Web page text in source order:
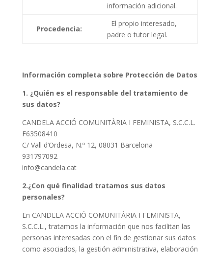
información adicional.
Procedencia:
El propio interesado,
padre o tutor legal.
Información completa sobre Protección de Datos
1. ¿Quién es el responsable del tratamiento de
sus datos?
CANDELA ACCIÓ COMUNITÀRIA I FEMINISTA, S.C.C.L.
F63508410
C/ Vall d’Ordesa, N.º 12, 08031 Barcelona
931797092
info@candela.cat
2.¿Con qué finalidad tratamos sus datos
personales?
En CANDELA ACCIÓ COMUNITÀRIA I FEMINISTA,
S.C.C.L.,tratamos la información que nos facilitan las
personas interesadas con el fin de gestionar sus datos
como asociados, la gestión administrativa, elaboración